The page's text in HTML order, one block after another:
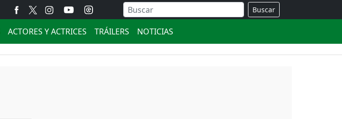
Buscar
ACTORES Y ACTRICES TRÁILERS NOTICIAS